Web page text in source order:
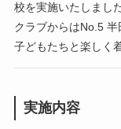
校を実施いたしまし
クラブからはNo.5 半
子どもたちと楽しく
実施内容